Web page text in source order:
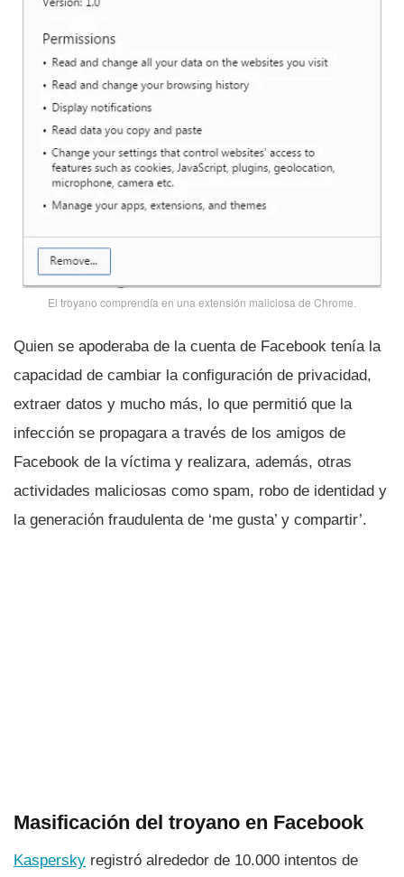
El troyano comprendí­a en una extensión maliciosa de Chrome.
Quien se apoderaba de la cuenta de Facebook tení­a la
capacidad de cambiar la configuración de privacidad,
extraer datos y mucho más, lo que permitió que la
infección se propagara a través de los amigos de
Facebook de la ví­ctima y realizara, además, otras
actividades maliciosas como spam, robo de identidad y
la generación fraudulenta de ‘me gusta’ y compartir’.
Masificación del troyano en Facebook
Kaspersky registró alrededor de 10.000 intentos de